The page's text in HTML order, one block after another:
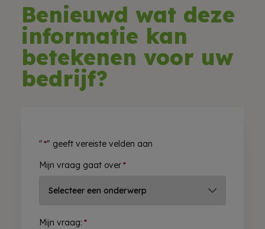
Benieuwd wat deze
informatie kan
betekenen voor uw
bedrijf?
"*" geeft vereiste velden aan
Mijn vraag gaat over*
Mijn vraag: *